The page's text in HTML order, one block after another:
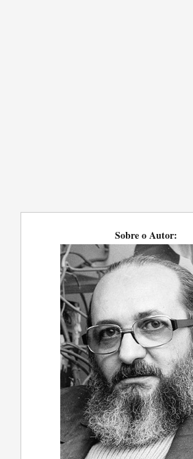
Sobre o Autor: